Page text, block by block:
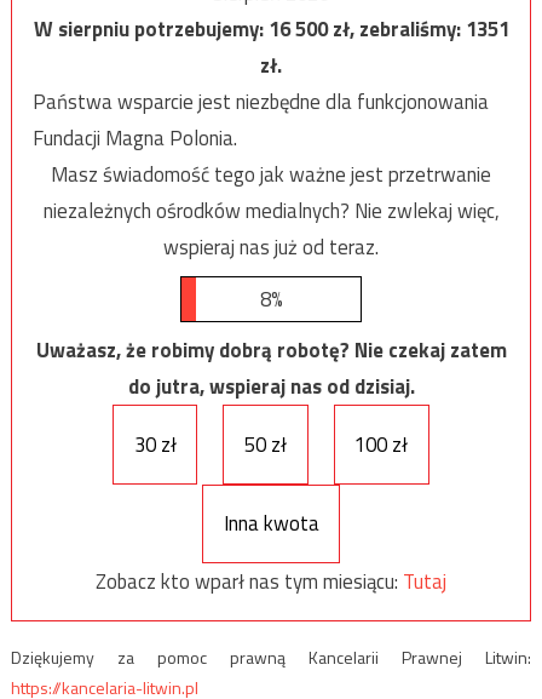
W sierpniu potrzebujemy:16 500zł, zebraliśmy:1351
zł.
Państwa wsparcie jest niezbędne dla funkcjonowania
Fundacji Magna Polonia.
Masz świadomość tego jak ważne jest przetrwanie
niezależnych ośrodków medialnych? Nie zwlekaj więc,
wspieraj nas już od teraz.
8%
Uważasz, że robimy dobrą robotę? Nie czekaj zatem
do jutra, wspieraj nas od dzisiaj.
30 zł
50 zł 100 zł
Inna kwota
Zobacz kto wparł nas tym miesiącu: Tutaj
Dziękujemy za pomoc prawną Kancelarii Prawnej Litwin:
https://kancelaria-litwin.pl